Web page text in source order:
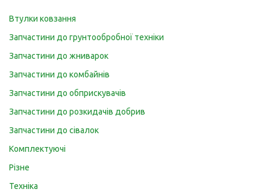
Втулки ковзання
Запчастини до грунтообробної техніки
Запчастини до жниварок
Запчастини до комбайнів
Запчастини до обприскувачів
Запчастини до розкидачів добрив
Запчастини до сівалок
Комплектуючі
Різне
Техніка